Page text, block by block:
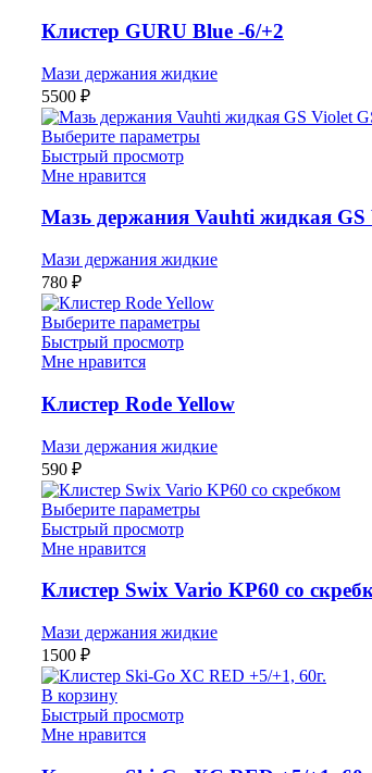
Клистер GURU Blue -6/+2
Мази держания жидкие
5500 ₽
Выберите параметры
Быстрый просмотр
Мне нравится
Мазь держания Vauhti жидкая GS
Мази держания жидкие
780 ₽
Выберите параметры
Быстрый просмотр
Мне нравится
Клистер Rode Yellow
Мази держания жидкие
590 ₽
Выберите параметры
Быстрый просмотр
Мне нравится
Клистер Swix Vario KP60 со
Мази держания жидкие
1500 ₽
В корзину
Быстрый просмотр
Мне нравится